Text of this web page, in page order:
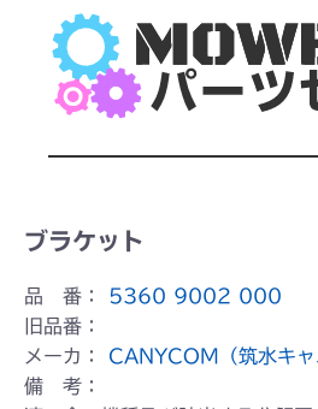
ブラケット
品 番：
5360 9002 000
旧品番：
メーカ： CANYCOM（筑水キャ
備 考：